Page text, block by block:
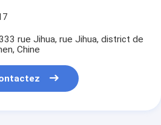
rue Jihua, rue Jihua, district de
Chine